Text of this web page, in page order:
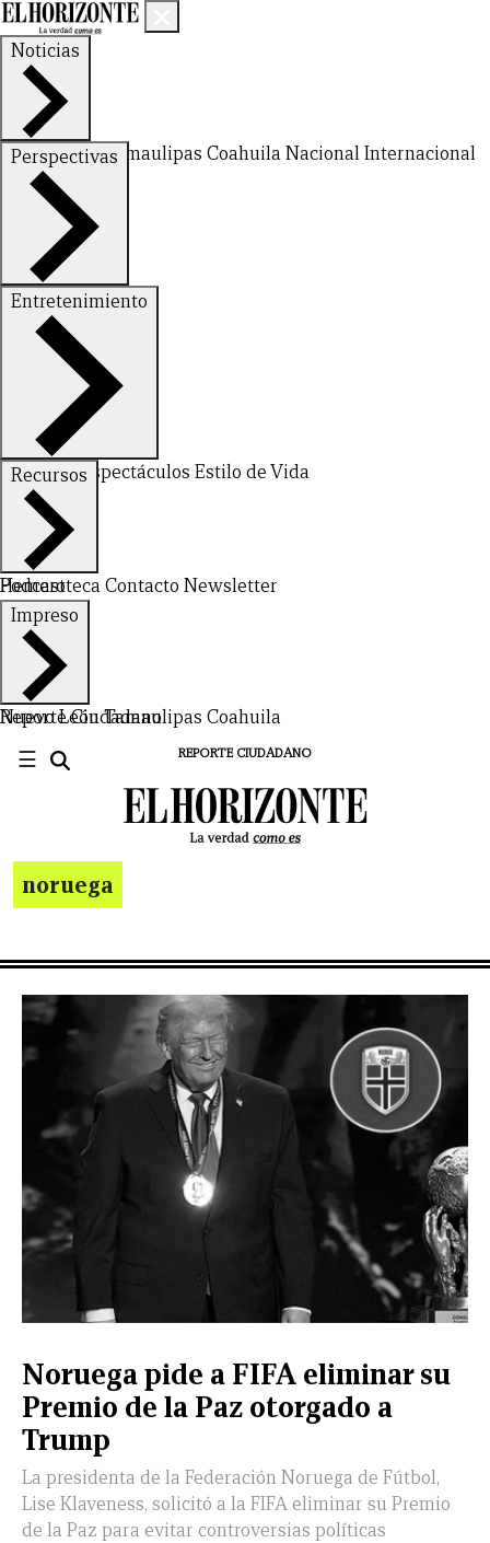
Noticias
Nuevo LeónTamaulipas Coahuila NacionalInternacional
Perspectivas
FinanzasOpinión
Entretenimiento
DeportesEspectáculos Estilo de Vida
Recursos
Hemeroteca Contacto Newsletter
Podcast
Impreso
Nuevo LeónTamaulipas Coahuila
Reporte Ciudadano
☰ REPORTE CIUDADANO
CERRAR
LEÓN
DE
VIDA
noruega
Noruega pide a FIFA eliminar su
Premio de la Paz otorgado a
Trump
La presidenta de la Federación Noruega de Fútbol,
Lise Klaveness, solicitó a la FIFA eliminar su Premio
de la Paz para evitar controversias políticas